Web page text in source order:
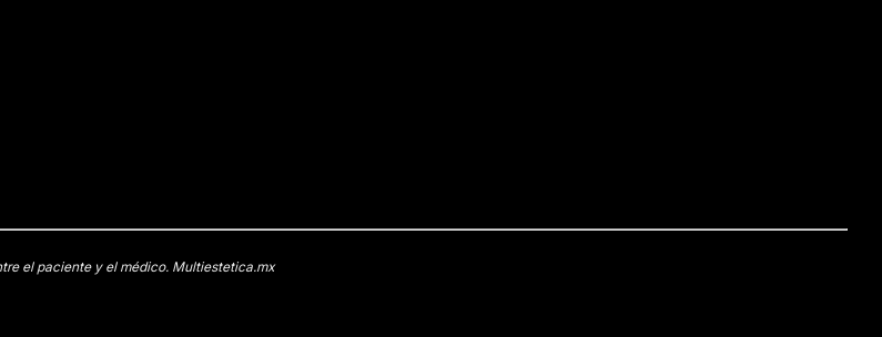
el paciente y el médico. Multiestetica.mx